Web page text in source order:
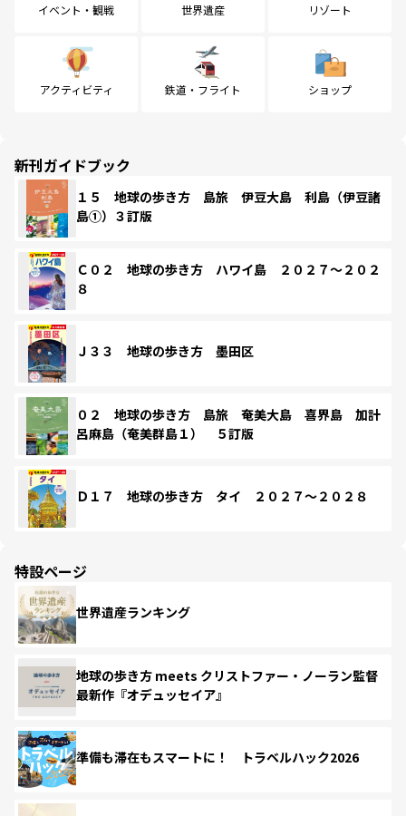
イベント・観戦 世界遺産 リゾート
アクティビティ 鉄道・フライト ショップ
新刊ガイドブック
１５ 地球の歩き方 島旅 伊豆大島 利島（伊豆諸
島①）３訂版
Ｃ０２ 地球の歩き方 ハワイ島 ２０２７～２０２
８
Ｊ３３ 地球の歩き方 墨田区
０２ 地球の歩き方 島旅 奄美大島 喜界島 加計
呂麻島（奄美群島１） ５訂版
Ｄ１７ 地球の歩き方 タイ ２０２７～２０２８
特設ページ
世界遺産ランキング
地球の歩き方 meets クリストファー・ノーラン監督
最新作『オデュッセイア』
準備も滞在もスマートに！ トラベルハック2026